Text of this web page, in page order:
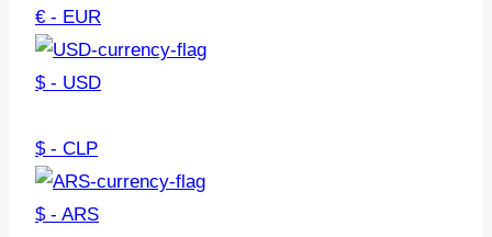
€ - EUR
$ - USD
$ - CLP
$ - ARS